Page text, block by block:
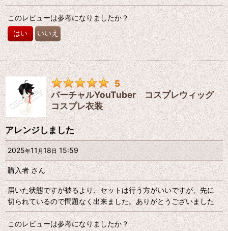
このレビューは参考になりましたか？
はい いいえ
5
バーチャルYouTuber コスプレウィッグ
コスプレ衣装
アレンジしました
2025年11月18日15:59
購入者さん
届いた状態ですが被るより、セットは行う方がいいですが、先に
切られているので問題なく出来ました。ありがとうございました
このレビューは参考になりましたか？